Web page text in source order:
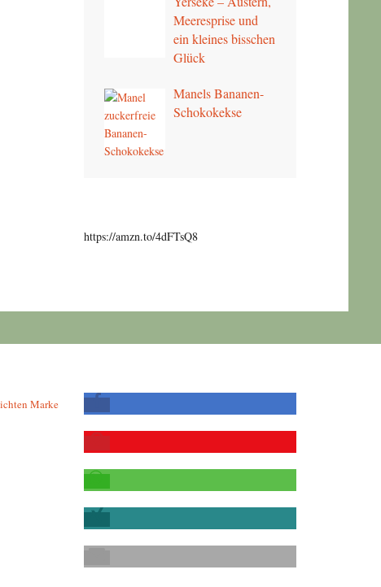
Meeresprise und
ein kleines bisschen
Glück
Manels Bananen-
Schokokekse
https://amzn.to/4dFTsQ8